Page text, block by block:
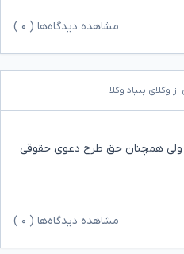
مشاهده دیدگاه‌ها ( ۰
وکلای بنیاد وکلا
ولی همچنان حق طرح دعوی حقوقی
مشاهده دیدگاه‌ها ( ۰